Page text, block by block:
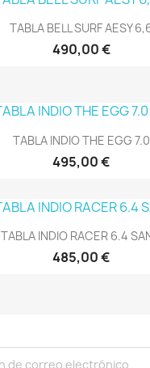
Vista rápida
TABLA BELL SURF AESY
490,00 €
Vista rápida
TABLA INDIO THE EGG 7.0
495,00 €
Vista rápida
TABLA INDIO RACER 6.4
485,00 €